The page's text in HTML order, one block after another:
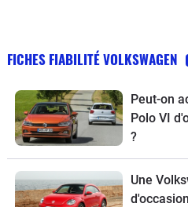
FICHES FIABILITÉ VOLKSWAGEN
Peut-on
Polo VI
?
Une